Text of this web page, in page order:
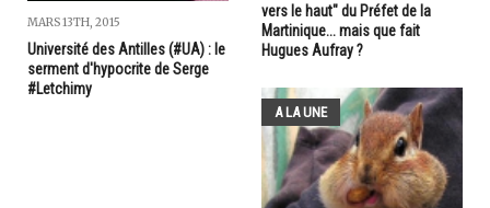
MARS 13TH, 2015
Université des Antilles (#UA) : le
serment d'hypocrite de Serge
#Letchimy
vers le haut" du Préfet de la
Martinique... mais que fait
Hugues Aufray ?
A LA UNE